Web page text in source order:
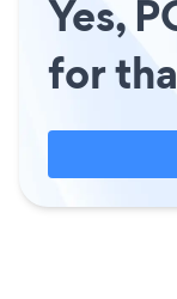
Yes,
for